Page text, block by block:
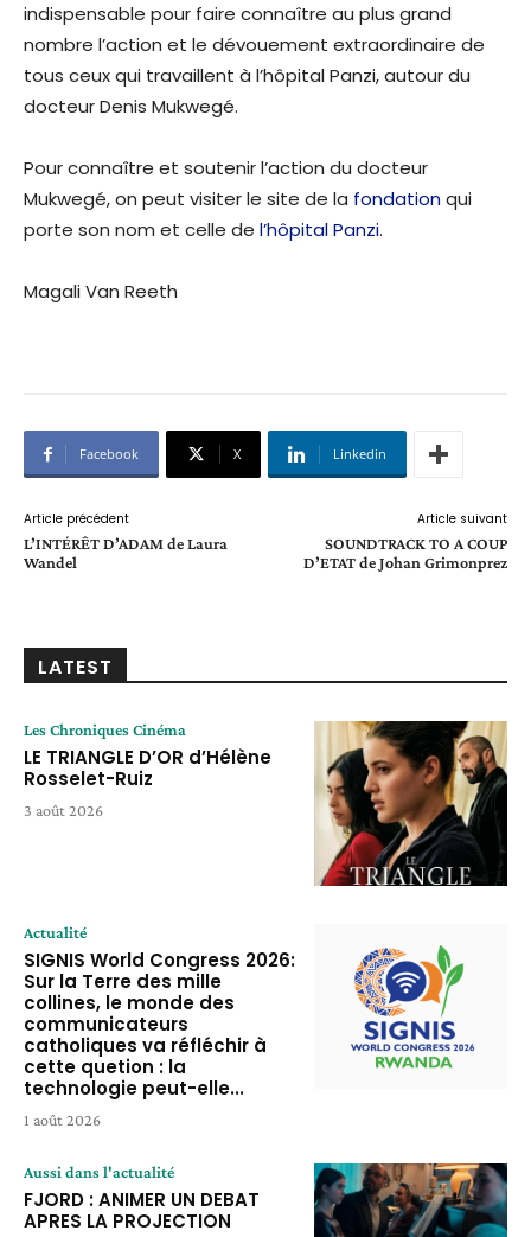
indispensable pour faire connaître au plus grand
nombre l’action et le dévouement extraordinaire de
tous ceux qui travaillent à l’hôpital Panzi, autour du
docteur Denis Mukwegé.
Pour connaître et soutenir l’action du docteur
Mukwegé, on peut visiter le site de la fondationqui
porte son nom et celle de l’hôpital Panzi.
Magali Van Reeth
Facebook X Linkedin
Article précédent
L’INTÉRÊT D’ADAM de Laura
Wandel
Article suivant
SOUNDTRACK TO A COUP
D’ETAT de Johan Grimonprez
LATEST
Les Chroniques Cinéma
LE TRIANGLE D’OR d’Hélène
Rosselet-Ruiz
3 août 2026
Actualité
SIGNIS World Congress 2026:
Sur la Terre des mille
collines, le monde des
communicateurs
catholiques va réfléchir à
cette quetion : la
technologie peut-elle...
1 août 2026
Aussi dans l'actualité
FJORD : ANIMER UN DEBAT
APRES LA PROJECTION